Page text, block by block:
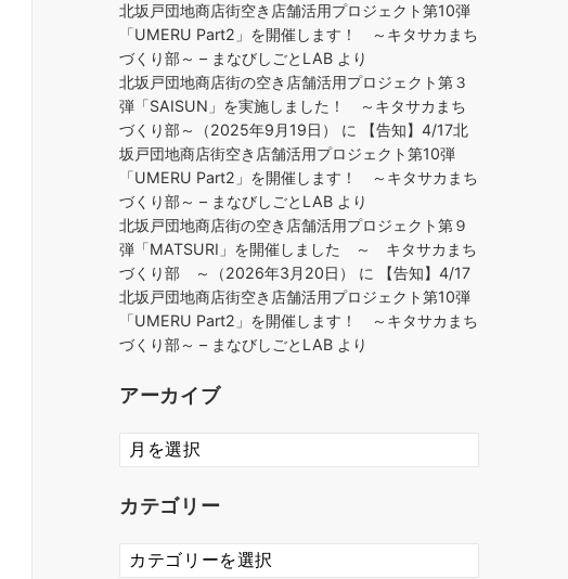
北坂戸団地商店街空き店舗活用プロジェクト第10弾
「UMERU Part2」を開催します！ ～キタサカまち
づくり部～ – まなびしごとLAB より
北坂戸団地商店街の空き店舗活用プロジェクト第３
弾「SAISUN」を実施しました！ ～キタサカまち
づくり部～（2025年9月19日）
に
【告知】4/17北
坂戸団地商店街空き店舗活用プロジェクト第10弾
「UMERU Part2」を開催します！ ～キタサカまち
づくり部～ – まなびしごとLAB より
北坂戸団地商店街の空き店舗活用プロジェクト第９
弾「MATSURI」を開催しました ～ キタサカまち
づくり部 ～（2026年3月20日）
に
【告知】4/17
北坂戸団地商店街空き店舗活用プロジェクト第10弾
「UMERU Part2」を開催します！ ～キタサカまち
づくり部～ – まなびしごとLAB より
アーカイブ
ア
ー
イ
カテゴリー
カ
テ